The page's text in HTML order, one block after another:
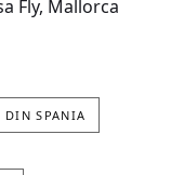
Fly, Mallorca
DIN SPANIA